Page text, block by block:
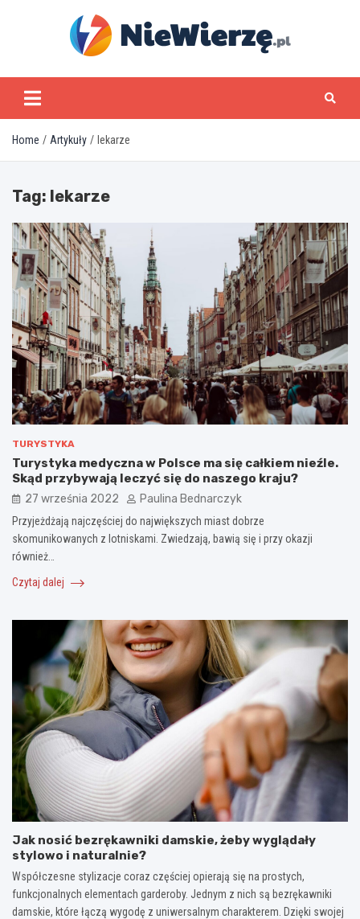
niewierze.pl
Home Artykuły lekarze
Tag: lekarze
TURYSTYKA
Turystyka medyczna w Polsce ma się całkiem nieźle.
Skąd przybywają leczyć się do naszego kraju?
27 września 2022 Paulina Bednarczyk
Przyjeżdżają najczęściej do największych miast dobrze
skomunikowanych z lotniskami. Zwiedzają, bawią się i przy okazji
również…
Czytaj dalej
Jak nosić bezrękawniki damskie, żeby wyglądały
stylowo i naturalnie?
Współczesne stylizacje coraz częściej opierają się na prostych,
funkcjonalnych elementach garderoby. Jednym z nich są bezrękawniki
damskie, które łączą wygodę z uniwersalnym charakterem. Dzięki swojej